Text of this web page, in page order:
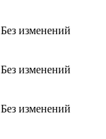
Без изменений
Без изменений
Без изменений